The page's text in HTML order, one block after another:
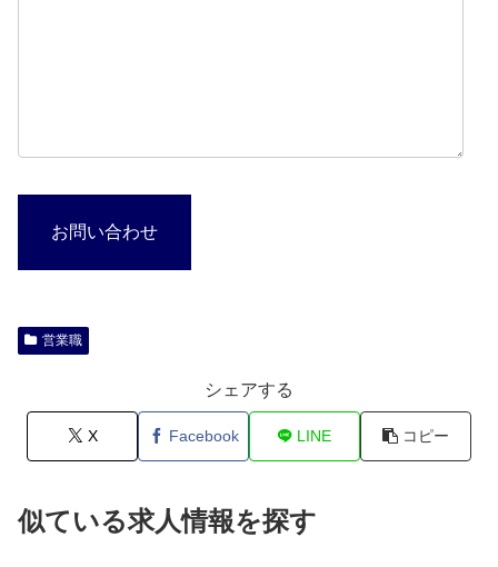
お問い合わせ
営業職
シェアする
X Facebook LINE コピー
似ている求人情報を探す